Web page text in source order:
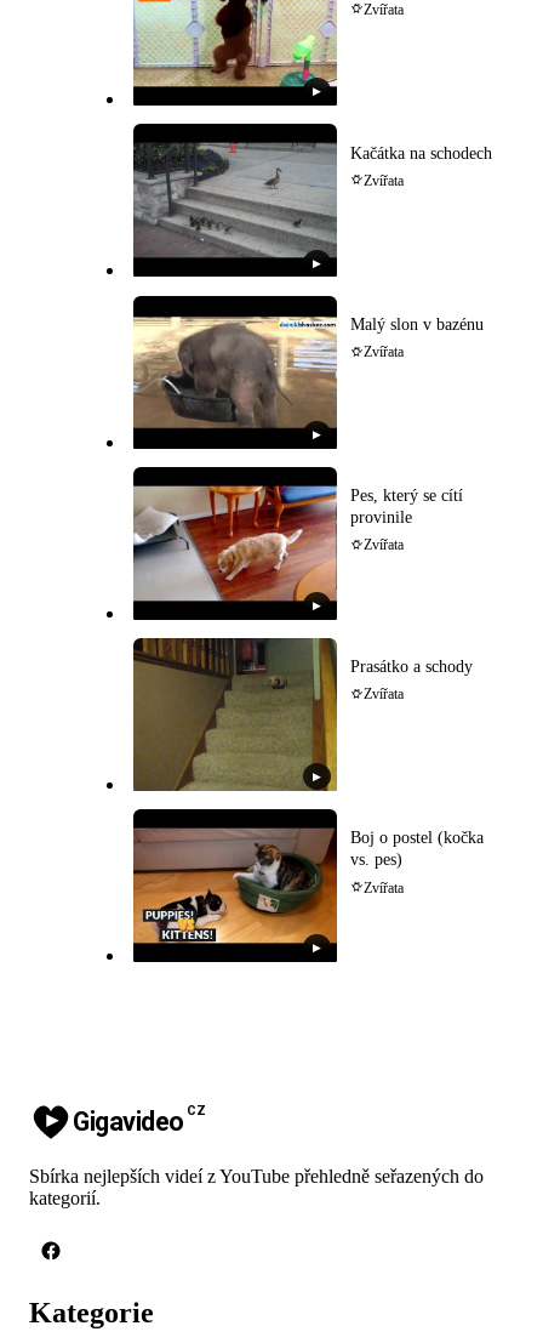
▶
Zvířata
▶
Kačátka na schodech
Zvířata
▶
Malý slon v bazénu
Zvířata
▶
Pes, který se cítí
provinile
Zvířata
▶
Prasátko a schody
Zvířata
▶
Boj o postel (kočka
vs. pes)
Zvířata
Gigavideo CZ
Sbírka nejlepších videí z YouTube přehledně seřazených do
kategorií.
Kategorie